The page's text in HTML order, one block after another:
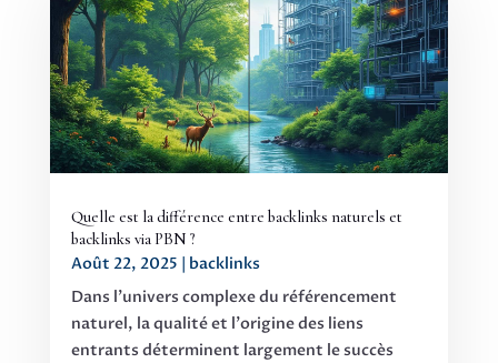
Quelle est la différence entre backlinks naturels et
backlinks via PBN ?
Août 22, 2025 | backlinks
Dans l'univers complexe du référencement
naturel, la qualité et l'origine des liens
entrants déterminent largement le succès